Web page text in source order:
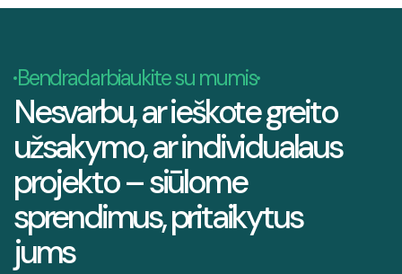
Bendradarbiaukite su mumis
Nesvarbu, ar ieškote greito
užsakymo, ar individualaus
projekto – siūlome
sprendimus, pritaikytus
jums